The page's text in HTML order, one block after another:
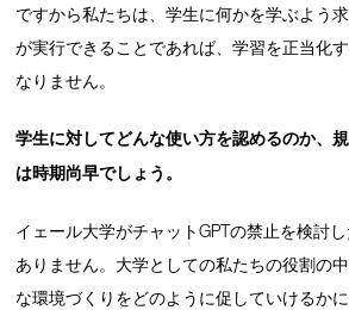
ですから私たちは、学生に何かを学ぶよう
が実行できることであれば、学習を正当化
なりません。
学生に対してどんな使い方を認めるのか、
は時期尚早でしょう。
イェール大学がチャットGPTの禁止を検討
ありません。大学としての私たちの役割の
な環境づくりをどのように促していけるか